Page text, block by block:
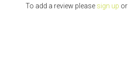
To add a review please sign up or